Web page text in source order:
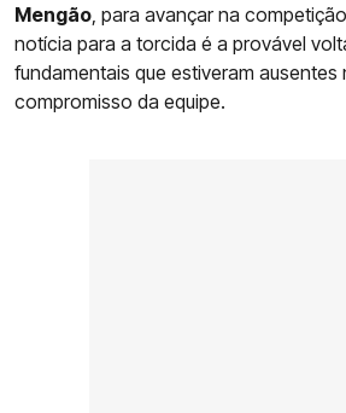
Mengão, para avançar na
notícia para a torcida é a provável
fundamentais que estiveram ausentes
compromisso da equipe.